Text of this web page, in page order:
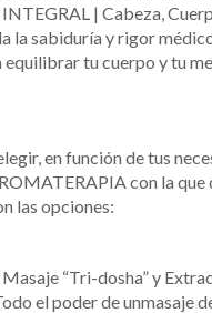
| Cabeza,
la sabiduría y rigor
equilibrar tu cuerpo y tu
en función de tus
con la que
las opciones:
“Tri-dosha” y
el poder de unmasaje